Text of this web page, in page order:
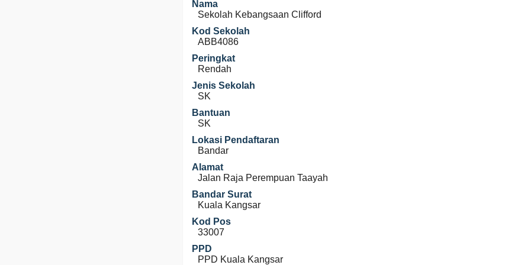
Nama
Sekolah Kebangsaan Clifford
Kod Sekolah
ABB4086
Peringkat
Rendah
Jenis Sekolah
SK
Bantuan
SK
Lokasi Pendaftaran
Bandar
Alamat
Jalan Raja Perempuan Taayah
Bandar Surat
Kuala Kangsar
Kod Pos
33007
PPD
PPD Kuala Kangsar